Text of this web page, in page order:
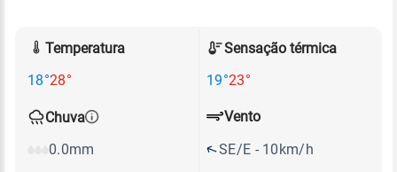
Temperatura
18°28°
Sensação térmica
19°23°
Chuva
0.0mm
Vento
SE/E - 10km/h